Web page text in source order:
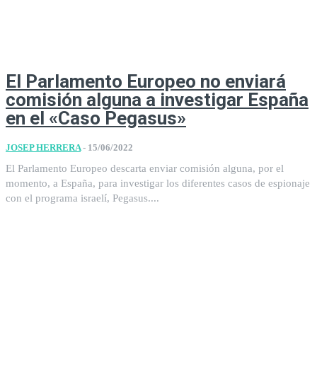
El Parlamento Europeo no enviará
comisión alguna a investigar España
en el «Caso Pegasus»
JOSEP HERRERA - 15/06/2022
El Parlamento Europeo descarta enviar comisión alguna, por el
momento, a España, para investigar los diferentes casos de espionaje
con el programa israelí, Pegasus....